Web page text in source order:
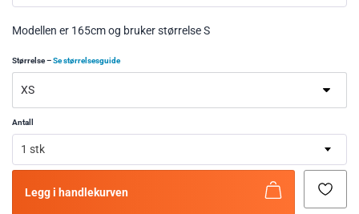
Modellen er 165cm og bruker størrelse S
Størrelse–Se størrelsesguide
Antall
1 stk
Legg i handlekurven